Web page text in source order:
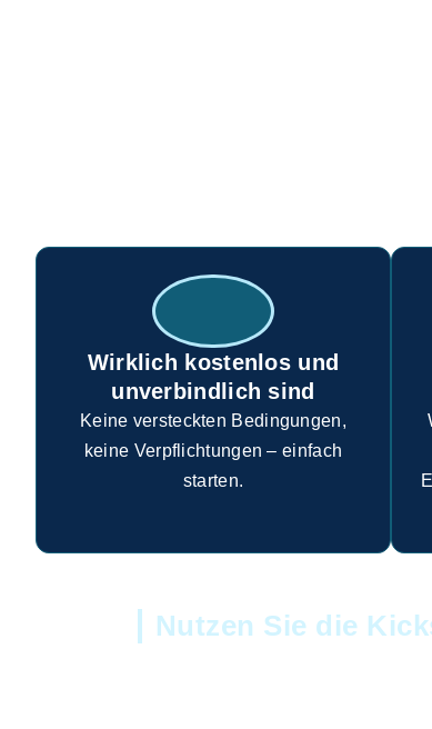
Wirklich kostenlos und
unverbindlich sind
Keine versteckten Bedingungen,
keine Verpflichtungen – einfach
starten.
Nutzen Sie die